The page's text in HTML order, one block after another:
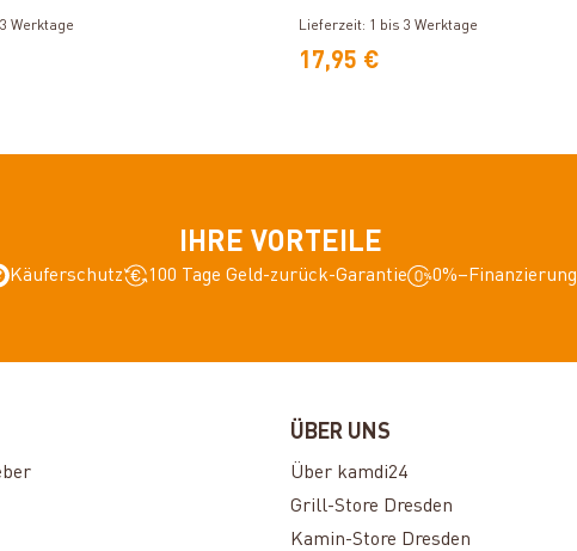
Werktage Lieferzeit: 1 bis 3 Werktage
17,95 €
IHRE VORTEILE
Käuferschutz 100 Tage Geld-zurück-Garantie 0%–Finanzierung
ÜBER UNS
Über kamdi24
Grill-Store Dresden
Kamin-Store Dresden